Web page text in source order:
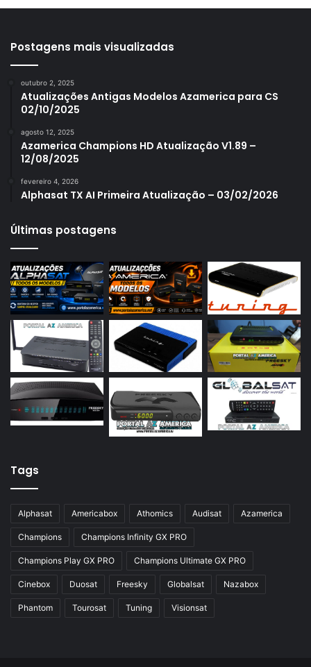
Azamerica S1005
Azamerica S1006 Plus
Azamerica S1007 New
Azamerica S1009
Azamerica S2005
Azamerica S2010
Azamerica S2015
Azamerica S922
Azamerica S922 Mini
Azamerica S928
Azamerica Silver
Azamerica Silver GX PRO
Azamerica Silver IPTV
Azbox Like
Azfox
Azgold
Azplus
Azsat
Postagens mais visualizadas
outubro 2, 2025
Atualizações Antigas Modelos Azamerica para CS
02/10/2025
agosto 12, 2025
Azamerica Champions HD Atualização V1.89 –
12/08/2025
fevereiro 4, 2026
Alphasat TX AI Primeira Atualização – 03/02/2026
Últimas postagens
Tags
Alphasat Americabox Athomics Audisat Azamerica
Champions Champions Infinity GX PRO
Champions Play GX PRO Champions Ultimate GX PRO
Cinebox Duosat Freesky Globalsat Nazabox
Phantom Tourosat Tuning Visionsat